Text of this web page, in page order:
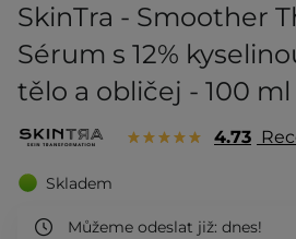
SkinTra - Smoother
Sérum s 12%
tělo a obličej - 100 ml
4.73
Skladem
Můžeme odeslat již: dnes!